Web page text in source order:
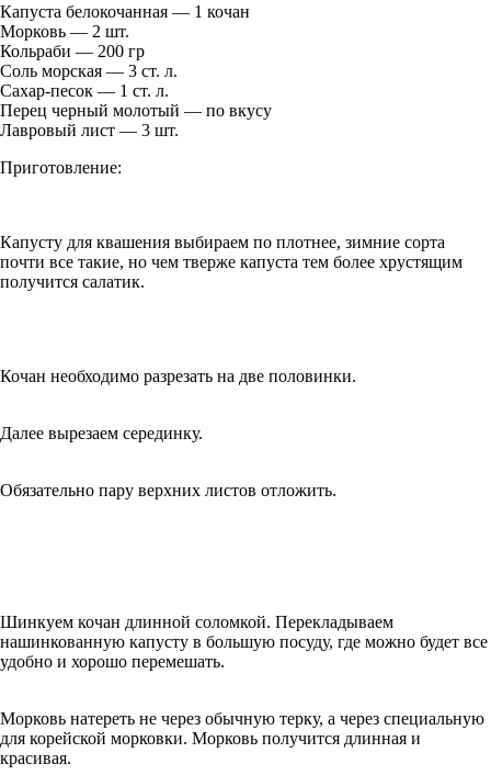
Капуста белокочанная — 1 кочан
Морковь — 2 шт.
Кольраби — 200 гр
Соль морская — 3 ст. л.
Сахар-песок — 1 ст. л.
Перец черный молотый — по вкусу
Лавровый лист — 3 шт.
Приготовление:
Капусту для квашения выбираем по плотнее, зимние сорта
почти все такие, но чем тверже капуста тем более хрустящим
получится салатик.
Кочан необходимо разрезать на две половинки.
Далее вырезаем серединку.
Обязательно пару верхних листов отложить.
Шинкуем кочан длинной соломкой. Перекладываем
нашинкованную капусту в большую посуду, где можно будет все
удобно и хорошо перемешать.
Морковь натереть не через обычную терку, а через специальную
для корейской морковки. Морковь получится длинная и
красивая.